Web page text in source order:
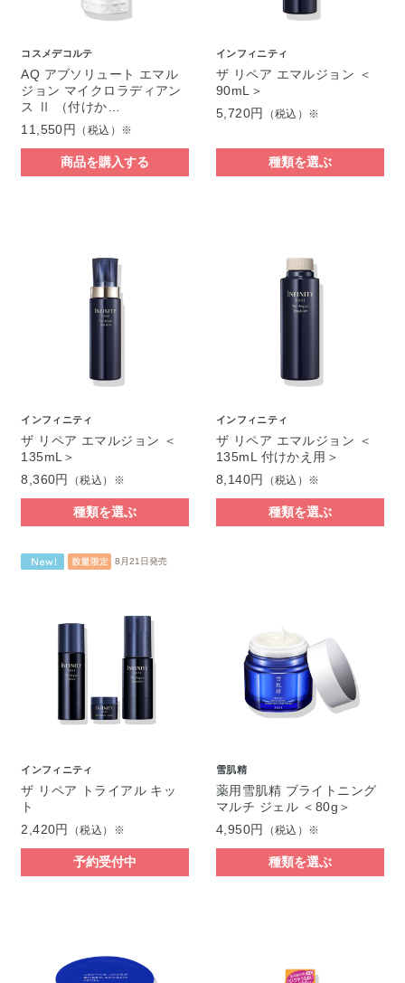
コスメデコルテ
AQ アブソリュート エマル
ジョン マイクロラディアン
ス Ⅱ （付けか…
11,550円
（税込）※
商品を購入する
インフィニティ
ザ リペア エマルジョン ＜
90mL＞
5,720円
（税込）※
種類を選ぶ
インフィニティ
ザ リペア エマルジョン ＜
135mL＞
8,360円
（税込）※
種類を選ぶ
インフィニティ
ザ リペア エマルジョン ＜
135mL 付けかえ用＞
8,140円
（税込）※
種類を選ぶ
8月21日発売
インフィニティ
ザ リペア トライアル キッ
ト
2,420円
（税込）※
予約受付中
雪肌精
薬用雪肌精 ブライトニング
マルチ ジェル ＜80g＞
4,950円
（税込）※
種類を選ぶ